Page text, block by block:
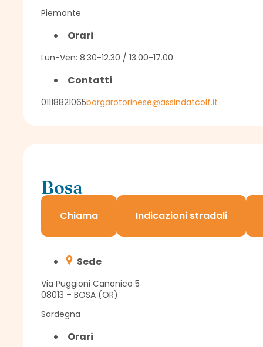
Piemonte
Orari
Lun-Ven: 8.30-12.30 / 13.00-17.00
Contatti
01118821065borgarotorinese@assindatcolf.it
Bosa
Sportello Assindatcolf c/o Confagricoltura
Chiama Indicazioni stradali
Sede
Via Puggioni Canonico 5
08013 – BOSA (OR)
Sardegna
Orari